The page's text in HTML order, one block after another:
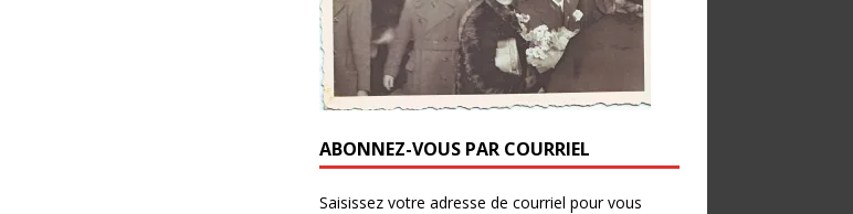
ABONNEZ-VOUS PAR COURRIEL
Saisissez votre adresse de courriel pour vous